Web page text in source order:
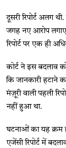
दूसरी रिपोर्ट अलग
जगह नए आरोप
रिपोर्ट पर एक ही
कोर्ट ने इस बदलाव
कि जानकारी हटाने
मंज़ूरी वाली पहली
नहीं हुआ था.
घटनाओं का यह क्रम
एजेंसी रिपोर्ट में